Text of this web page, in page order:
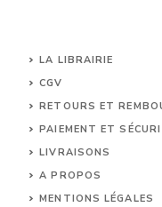
LA LIBRAIRIE
CGV
RETOURS ET
PAIEMENT ET
LIVRAISONS
A PROPOS
MENTIONS LÉGALES